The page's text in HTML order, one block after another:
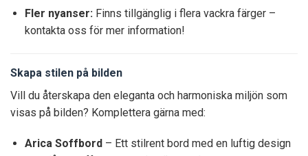
Fler nyanser: Finns tillgänglig i flera vackra färger –
kontakta oss för mer information!
Skapa stilen på bilden
Vill du återskapa den eleganta och harmoniska miljön som
visas på bilden? Komplettera gärna med:
Arica Soffbord – Ett stilrent bord med en luftig design